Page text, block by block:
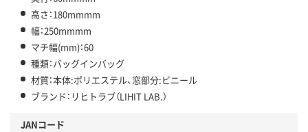
高さ：180mmmm
幅：250mmmm
マチ幅(mm)：60
種類：バッグインバッグ
材質：本体:ポリエステル、窓部分:ビニール
ブランド：リヒトラブ（LIHIT LAB.）
JANコード